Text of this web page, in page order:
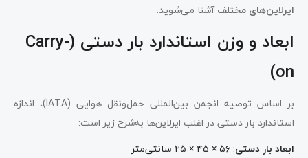
ایرلاین‌های مختلفآشنا می‌شوید.
ابعاد و وزن استاندارد بار دستی (Carry-
on)
بر اساس توصیه انجمن بین‌المللی حمل‌ونقل هوایی (IATA)، اندازه
استاندارد بار دستی در اغلب ایرلاین‌ها به‌شرح زیر است:
ابعاد بار دستی: ۵۶ × ۴۵ × ۲۵ سانتی‌متر